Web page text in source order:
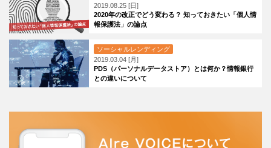
2019.08.25 [日]
2020年の改正でどう変わる？ 知っておきたい「個人情
報保護法」の論点
ソーシャルレンディング
2019.03.04 [月]
PDS（パーソナルデータストア）とは何か？情報銀行
との違いについて